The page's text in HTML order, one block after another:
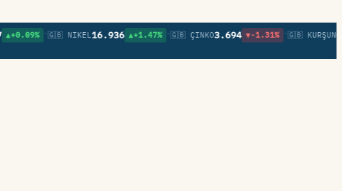
🇬🇧 NIKEL16.936 ▲+1.47% •🇬🇧 ÇINKO3.694 ▼-1.31% 🇬🇧 KURŞUN0,85